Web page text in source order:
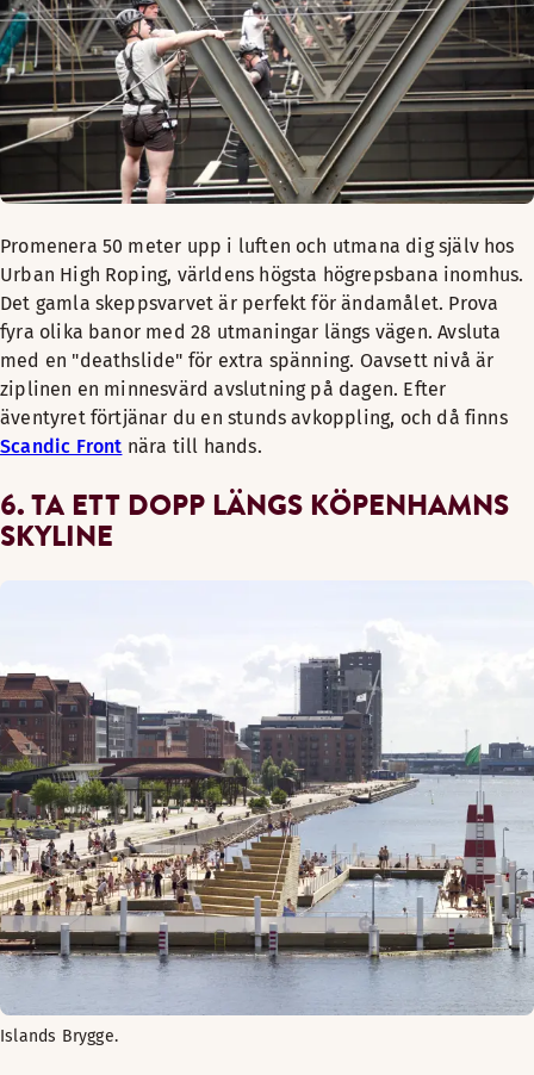
Promenera 50 meter upp i luften och utmana dig själv hos
Urban High Roping, världens högsta högrepsbana inomhus.
Det gamla skeppsvarvet är perfekt för ändamålet. Prova
fyra olika banor med 28 utmaningar längs vägen. Avsluta
med en "deathslide" för extra spänning. Oavsett nivå är
ziplinen en minnesvärd avslutning på dagen. Efter
äventyret förtjänar du en stunds avkoppling, och då finns
Scandic Front nära till hands.
6. TA ETT DOPP LÄNGS KÖPENHAMNS
SKYLINE
Islands Brygge.